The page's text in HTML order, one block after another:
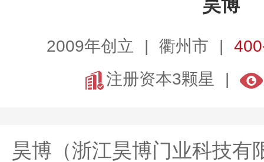
昊博
2009年创立 衢州市
注册资本3颗星
昊博（浙江昊博门业科技有